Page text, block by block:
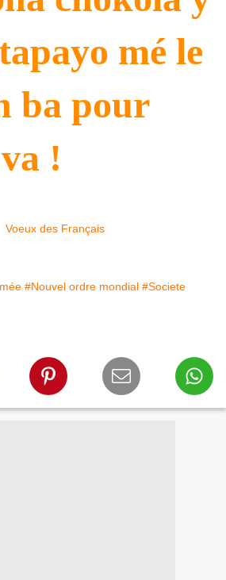
mé le
ba pour
!
#Nouvel ordre mondial #Societe